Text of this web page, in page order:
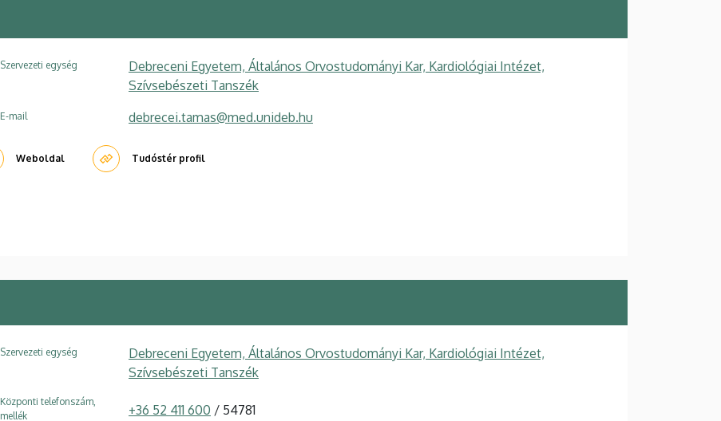
Szervezeti egység
Debreceni Egyetem, Általános Orvostudományi Kar, Kardiológiai Intézet,
Szívsebészeti Tanszék
E-mail debrecei.tamas@med.unideb.hu
Weboldal Tudóstér profil
Szervezeti egység
Debreceni Egyetem, Általános Orvostudományi Kar, Kardiológiai Intézet,
Szívsebészeti Tanszék
Központi telefonszám,
mellék
+36 52 411 600 / 54781